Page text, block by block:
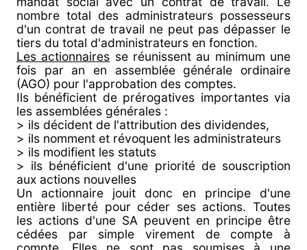
nombre total des administrateurs possesseurs
d'un contrat de travail ne peut pas dépasser le
tiers du total d'administrateurs en fonction.
Les actionnaires se réunissent au minimum une
fois par an en assemblée générale ordinaire
(AGO) pour l'approbation des comptes.
Ils bénéficient de prérogatives importantes via
les assemblées générales :
> ils décident de l'attribution des dividendes,
> ils nomment et révoquent les administrateurs
> ils modifient les statuts
> ils bénéficient d'une priorité de souscription
aux actions nouvelles
Un actionnaire jouit donc en principe d'une
entière liberté pour céder ses actions. Toutes
les actions d'une SA peuvent en principe être
cédées par simple virement de compte à